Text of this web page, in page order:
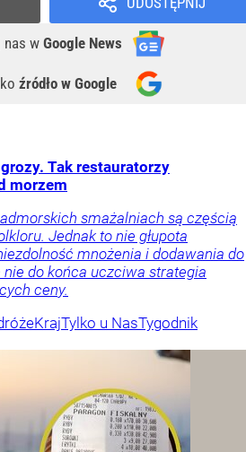
nas w Google News
źródło w Google
Tak restauratorzy
morzem
smażalniach są częścią
Jednak to nie głupota
mnożenia i dodawania do
nie do końca uczciwa strategia
ceny.
KrajTylko u NasTygodnik